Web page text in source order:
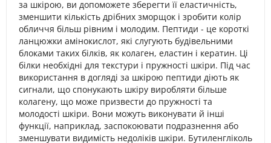
за шкірою, ви допоможете зберегти її еластичність,
зменшити кількість дрібних зморщок і зробити колір
обличчя більш рівним і молодим. Пептиди - це короткі
ланцюжки амінокислот, які слугують будівельними
блоками таких білків, як колаген, еластин і кератин. Ці
білки необхідні для текстури і пружності шкіри. Під час
використання в догляді за шкірою пептиди діють як
сигнали, що спонукають шкіру виробляти більше
колагену, що може призвести до пружності та
молодості шкіри. Вони можуть виконувати й інші
функції, наприклад, заспокоювати подразнення або
зменшувати видимість недоліків шкіри. Бутиленгліколь